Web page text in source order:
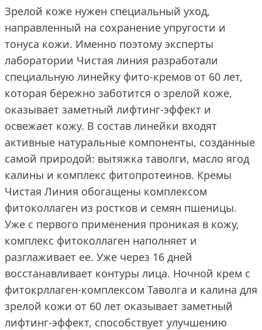
Зрелой коже нужен специальный уход,
направленный на сохранение упругости и
тонуса кожи. Именно поэтому эксперты
лаборатории Чистая линия разработали
специальную линейку фито-кремов от 60 лет,
которая бережно заботится о зрелой коже,
оказывает заметный лифтинг-эффект и
освежает кожу. В состав линейки входят
активные натуральные компоненты, созданные
самой природой: вытяжка таволги, масло ягод
калины и комплекс фитопротеинов. Кремы
Чистая Линия обогащены комплексом
фитоколлаген из ростков и семян пшеницы.
Уже с первого применения проникая в кожу,
комплекс фитоколлаген наполняет и
разглаживает ее. Уже через 16 дней
восстанавливает контуры лица. Ночной крем с
фитокрллаген-комплексом Таволга и калина для
зрелой кожи от 60 лет оказывает заметный
лифтинг-эффект, способствует улучшению